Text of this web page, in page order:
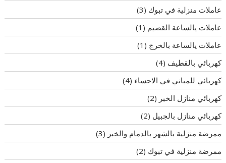
عاملات منزلية في تبوك (3)
عاملات يالساعة القصيم (1)
عاملات يالساعة بالخرج (1)
كهربائي بالقطيف (4)
كهربائي للمباني في الاحساء (4)
كهربائي منازل الخبر (2)
كهربائي منازل بالجبيل (2)
ممرضة منزلية بالشهر بالدمام والخبر (3)
ممرضة منزلية في تبوك (2)